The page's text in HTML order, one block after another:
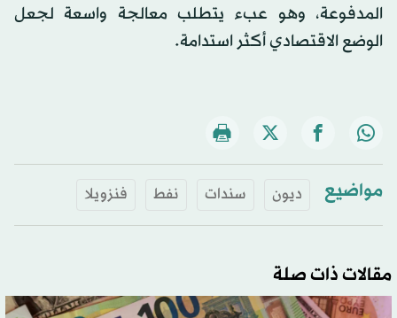
المدفوعة، وهو عبء يتطلب معالجة واسعة لجعل
الوضع الاقتصادي أكثر استدامة.
مواضيع ديون سندات نفط فنزويلا
مقالات ذات صلة